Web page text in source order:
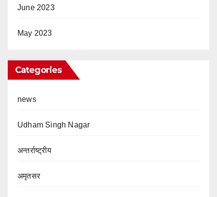
June 2023
May 2023
Categories
news
Udham Singh Nagar
अन्तर्राष्ट्रीय
अमृतसर